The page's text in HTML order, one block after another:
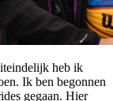
heb ik
Ik ben begonnen
gegaan. Hier